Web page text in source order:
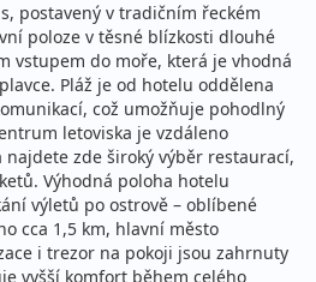
postavený v tradičním řeckém
poloze v těsné blízkosti dlouhé
vstupem do moře, která je vhodná
Pláž je od hotelu oddělena
což umožňuje pohodlný
letoviska je vzdáleno
zde široký výběr restaurací,
Výhodná poloha hotelu
výletů po ostrově – oblíbené
cca 1,5 km, hlavní město
i trezor na pokoji jsou zahrnuty
vyšší komfort během celého